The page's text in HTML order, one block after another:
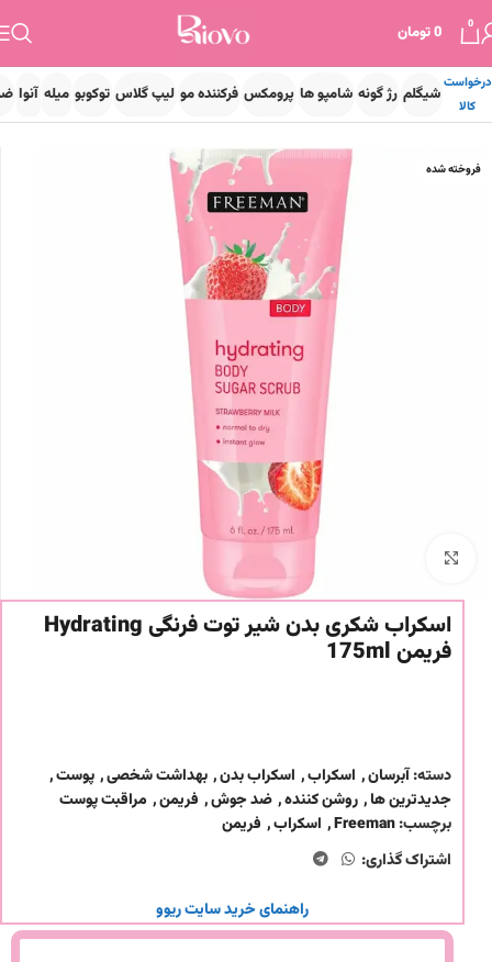
0
0تومان
درخواست
کالا
شیگلم رژ گونه شامپو ها پرومکس فرکننده مو لیپ گلاس توکوبو میله آنوا
خانه
فروخته شده
برای بزرگنمایی کلیک کنید
اسکراب شکری بدن شیر توت فرنگی Hydrating
فریمن 175ml
دسته:آبرسان, اسکراب, اسکراب بدن, بهداشت شخصی, پوست,
جدیدترین ها, روشن کننده, ضد جوش, فریمن, مراقبت پوست
برچسب:Freeman
, اسکراب, فریمن
اشتراک گذاری:
راهنمای خرید سایت ریوو